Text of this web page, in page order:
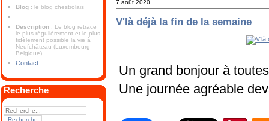
Blog : le blog chestrolais
Description : Le blog retrace
le plus régulièrement et le plus
fidèlement possible la vie à
Neufchâteau (Luxembourg-
Belgique).
Contact
Recherche
7 août 2020
V'là déjà la fin de la semaine
Un grand bonjour à
Une journée agréable